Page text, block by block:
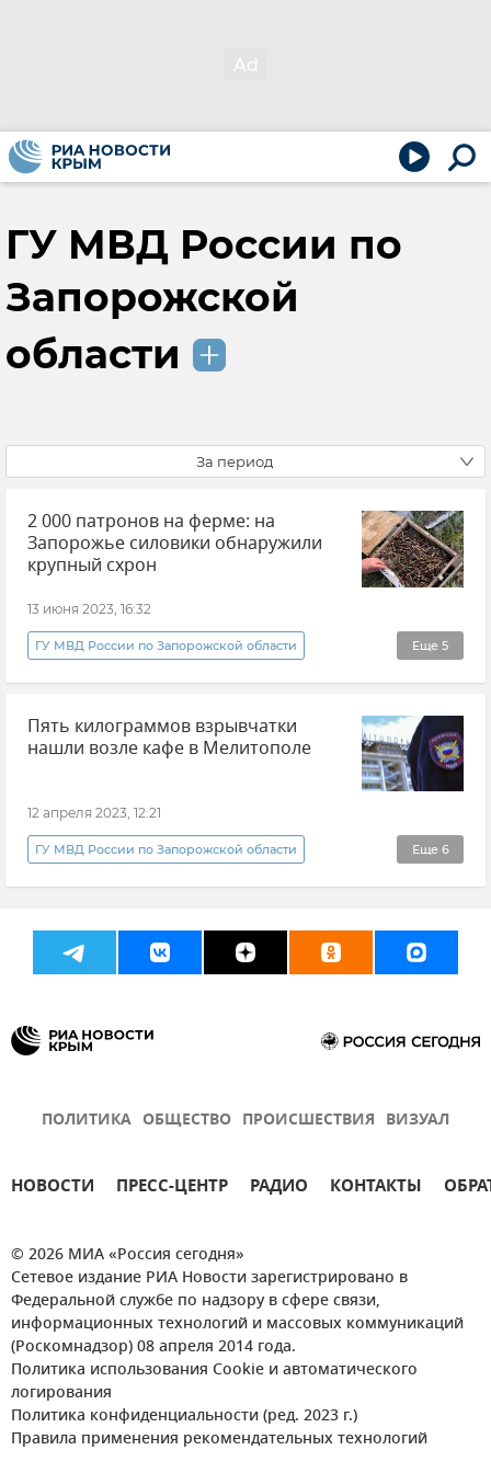
ГУ МВД России по
Запорожской
области
За период
2 000 патронов на ферме: на
Запорожье силовики обнаружили
крупный схрон
13 июня 2023, 16:32
Еще 5
ГУ МВД России по Запорожской области
МВД РФ (Министерство внутренних дел Российской Федерации)
Запорожская область Происшествия
Новые регионы России
Пять килограммов взрывчатки
нашли возле кафе в Мелитополе
12 апреля 2023, 12:21
Еще 6
ГУ МВД России по Запорожской области
Мелитополь Происшествия
Запорожская область Новости
ПОЛИТИКА ОБЩЕСТВО ПРОИСШЕСТВИЯ ВИЗУАЛ
НОВОСТИ ПРЕСС-ЦЕНТР РАДИО КОНТАКТЫ
© 2026 МИА «Россия сегодня»
Сетевое издание РИА Новости зарегистрировано в
Федеральной службе по надзору в сфере связи,
информационных технологий и массовых коммуникаций
(Роскомнадзор) 08 апреля 2014 года.
Политика использования Cookie и автоматического
логирования
Политика конфиденциальности (ред. 2023 г.)
Правила применения рекомендательных технологий